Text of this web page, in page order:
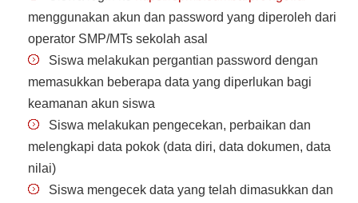
menggunakan akun dan password yang diperoleh dari
operator SMP/MTs sekolah asal
Siswa melakukan pergantian password dengan
memasukkan beberapa data yang diperlukan bagi
keamanan akun siswa
Siswa melakukan pengecekan, perbaikan dan
melengkapi data pokok (data diri, data dokumen, data
nilai)
Siswa mengecek data yang telah dimasukkan dan